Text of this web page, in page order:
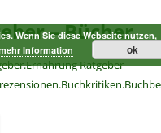
– Bücher
Ratgeber –
Wenn Sie diese Webseite nutzen,
Information ok